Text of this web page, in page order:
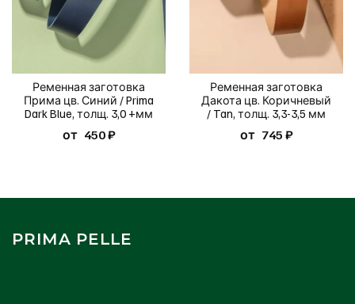
Ременная заготовка
Прима цв. Синий / Prima
Dark Blue, толщ. 3,0 +мм
от 450 ₽
Ременная заготовка
Дакота цв. Коричневый
/ Tan, толщ. 3,3-3,5 мм
от 745 ₽
PRIMA PELLE